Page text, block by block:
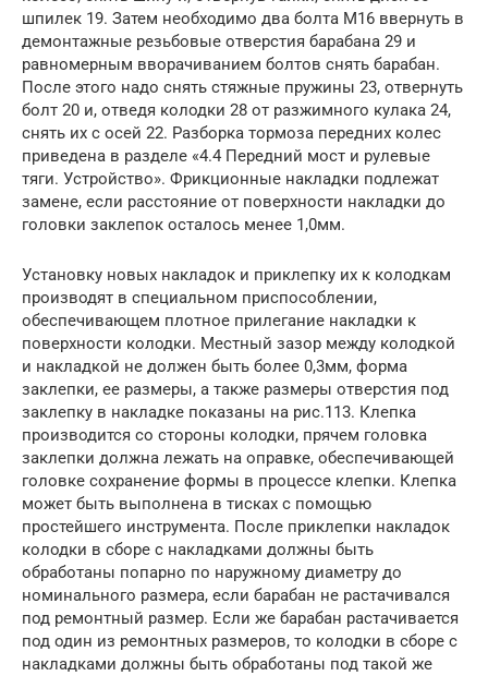
шпилек 19. Затем необходимо два болта М16 ввернуть в
демонтажные резьбовые отверстия барабана 29 и
равномерным вворачиванием болтов снять барабан.
После этого надо снять стяжные пружины 23, отвернуть
болт 20 и, отведя колодки 28 от разжимного кулака 24,
снять их с осей 22. Разборка тормоза передних колес
приведена в разделе «4.4 Передний мост и рулевые
тяги. Устройство». Фрикционные накладки подлежат
замене, если расстояние от поверхности накладки до
головки заклепок осталось менее 1,0мм.
Установку новых накладок и приклепку их к колодкам
производят в специальном приспособлении,
обеспечивающем плотное прилегание накладки к
поверхности колодки. Местный зазор между колодкой
и накладкой не должен быть более 0,3мм, форма
заклепки, ее размеры, а также размеры отверстия под
заклепку в накладке показаны на рис.113. Клепка
производится со стороны колодки, прячем головка
заклепки должна лежать на оправке, обеспечивающей
головке сохранение формы в процессе клепки. Клепка
может быть выполнена в тисках с помощью
простейшего инструмента. После приклепки накладок
колодки в сборе с накладками должны быть
обработаны попарно по наружному диаметру до
номинального размера, если барабан не растачивался
под ремонтный размер. Если же барабан растачивается
под один из ремонтных размеров, то колодки в сборе с
накладками должны быть обработаны под такой же